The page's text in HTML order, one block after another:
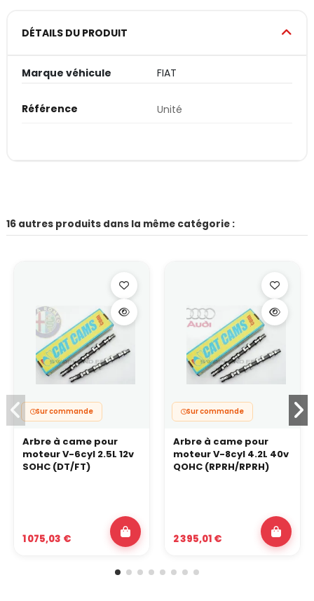
DÉTAILS DU PRODUIT
Marque véhicule FIAT
Référence Unité
16 autres produits dans la même catégorie :
Sur commande
Arbre à came pour
moteur V-6cyl 2.5L 12v
SOHC (DT/FT)
1 075,03 €
Sur commande
Arbre à came pour
moteur V-8cyl 4.2L 40v
QOHC (RPRH/RPRH)
2 395,01 €